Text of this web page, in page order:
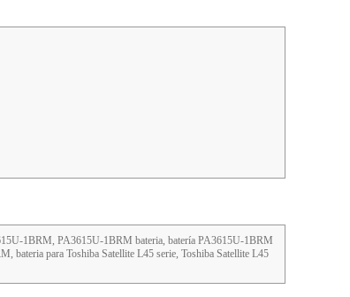
1BRM, PA3615U-1BRM bateria, batería PA3615U-1BRM
para Toshiba Satellite L45 serie, Toshiba Satellite L45